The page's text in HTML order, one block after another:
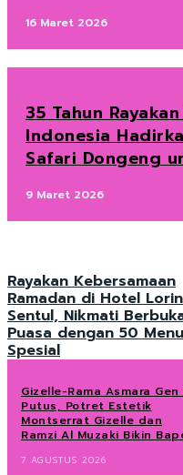
16 Maret 2026
35 Tahun
Indonesia
Safari Dongeng
9 Maret 2026
Rayakan Kebersamaan
Ramadan di Hotel Lorin
Sentul, Nikmati
Puasa dengan 50 Menu
Spesial
Gizelle-Rama Asmara Gen
Putus, Potret Estetik
Montserrat Gizelle dan
Ramzi Al Muzaki Bikin
7 AGUSTUS 2026